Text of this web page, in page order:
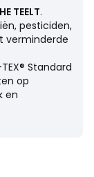
verminder je
TEELT.
pesticiden,
verminderde
Standard
op
en